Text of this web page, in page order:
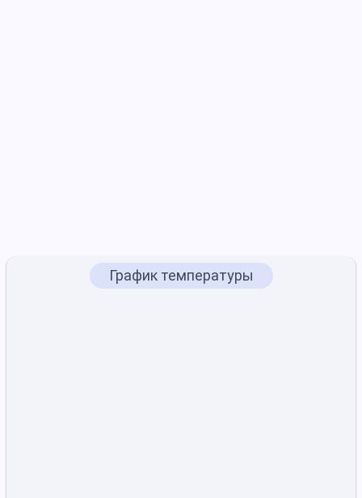
График температуры